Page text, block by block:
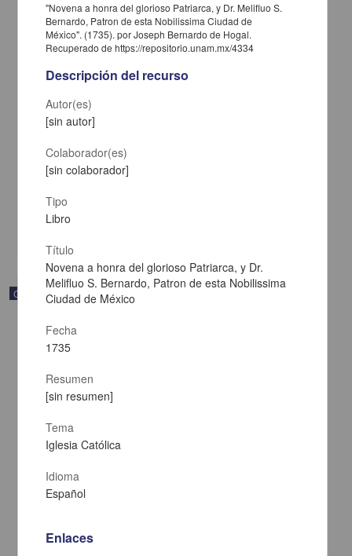
Carta de José María Maytorena a Francisco I. Madero en la que
informa se irá a la costa por prescripción médica
Maytorena, José María
Multidisciplina
Correspondencia postal
felicitándolo por el triunfo de la causa
"Novena a honra del glorioso Patriarca, y Dr. Melifluo S.
Bernardo, Patron de esta Nobilissima Ciudad de
México". (1735). por Joseph Bernardo de Hogal.
Recuperado de https://repositorio.unam.mx/4334
Descripción del recurso
Autor(es)
[sin autor]
Colaborador(es)
[sin colaborador]
Tipo
Libro
Título
Novena a honra del glorioso Patriarca, y Dr.
Melifluo S. Bernardo, Patron de esta Nobilissima
Ciudad de México
Fecha
1735
Resumen
[sin resumen]
Tema
Iglesia Católica
Idioma
Español
Enlaces